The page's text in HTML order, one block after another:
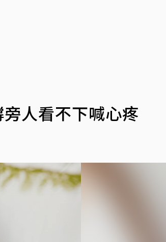
人看不下喊心疼